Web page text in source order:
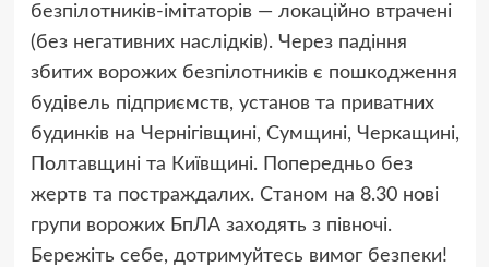
безпілотників-імітаторів — локаційно втрачені
(без негативних наслідків). Через падіння
збитих ворожих безпілотників є пошкодження
будівель підприємств, установ та приватних
будинків на Чернігівщині, Сумщині, Черкащині,
Полтавщині та Київщині. Попередньо без
жертв та постраждалих. Станом на 8.30 нові
групи ворожих БпЛА заходять з півночі.
Бережіть себе, дотримуйтесь вимог безпеки!